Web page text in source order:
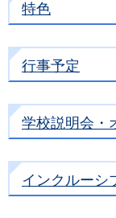
特色
行事予定
学校説明会・
インクルーシ